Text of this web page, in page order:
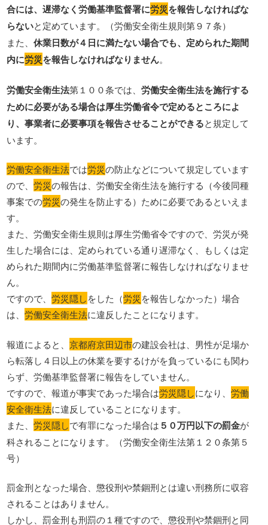
合には、遅滞なく労働基準監督署に労災を報告しなければな
らないと定めています。（労働安全衛生規則第９７条）
また、休業日数が４日に満たない場合でも、定められた期間
内に労災を報告しなければなりません。
労働安全衛生法第１００条では、労働安全衛生法を施行する
ために必要がある場合は厚生労働省令で定めるところによ
り、事業者に必要事項を報告させることができると規定して
います。
労働安全衛生法では労災の防止などについて規定しています
ので、労災の報告は、労働安全衛生法を施行する（今後同種
事案での労災の発生を防止する）ために必要であるといえま
す。
また、労働安全衛生規則は厚生労働省令ですので、労災が発
生した場合には、定められている通り遅滞なく、もしくは定
められた期間内に労働基準監督署に報告しなければなりませ
ん。
ですので、労災隠しをした（労災を報告しなかった）場合
は、労働安全衛生法に違反したことになります。
報道によると、京都府京田辺市の建設会社は、男性が足場か
ら転落し４日以上の休業を要するけがを負っているにも関わ
らず、労働基準監督署に報告をしていません。
ですので、報道が事実であった場合は労災隠しになり、労働
安全衛生法に違反していることになります。
また、労災隠しで有罪になった場合は５０万円以下の罰金が
科されることになります。（労働安全衛生法第１２０条第５
号）
罰金刑となった場合、懲役刑や禁錮刑とは違い刑務所に収容
されることはありません。
しかし、罰金刑も刑罰の１種ですので、懲役刑や禁錮刑と同